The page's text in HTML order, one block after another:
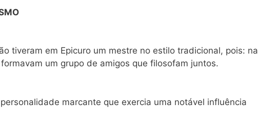
tiveram em Epicuro um mestre no estilo tradicional, pois: na
um grupo de amigos que filosofam juntos.
marcante que exercia uma notável influência